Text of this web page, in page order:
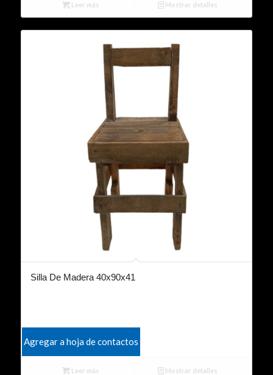
Leer más Mostrar detalles
Silla De Madera 40x90x41
Agregar a hoja de contactos
Leer más Mostrar detalles